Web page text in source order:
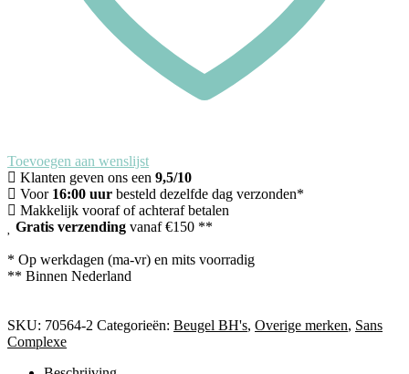
Toevoegen aan wenslijst
Klanten geven ons een 9,5/10
Voor 16:00 uur besteld dezelfde dag verzonden*
Makkelijk vooraf of achteraf betalen
Gratis verzending vanaf €150 **
* Op werkdagen (ma-vr) en mits voorradig
** Binnen Nederland
SKU: 70564-2 Categorieën: Beugel BH's, Overige merken, Sans
Complexe